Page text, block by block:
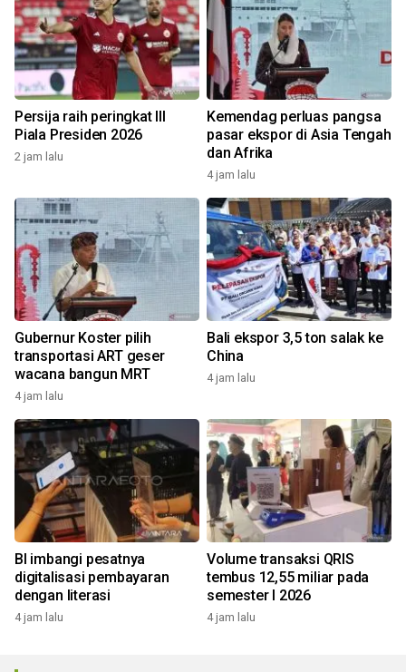
Persija raih peringkat III
Piala Presiden 2026
2 jam lalu
Kemendag perluas pangsa
pasar ekspor di Asia Tengah
dan Afrika
4 jam lalu
Gubernur Koster pilih
transportasi ART geser
wacana bangun MRT
4 jam lalu
Bali ekspor 3,5 ton salak ke
China
4 jam lalu
BI imbangi pesatnya
digitalisasi pembayaran
dengan literasi
4 jam lalu
Volume transaksi QRIS
tembus 12,55 miliar pada
semester I 2026
4 jam lalu